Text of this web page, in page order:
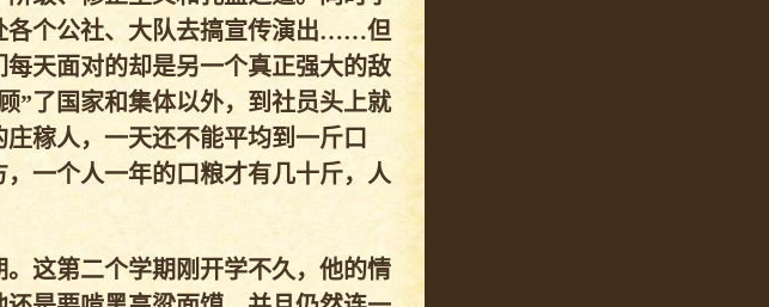
各个公社、大队去搞宣传演出……但
天面对的却是另一个真正强大的敌
”了国家和集体以外，到社员头上就
稼人，一天还不能平均到一斤口
一个人一年的口粮才有几十斤，人
这第二个学期刚开学不久，他的情